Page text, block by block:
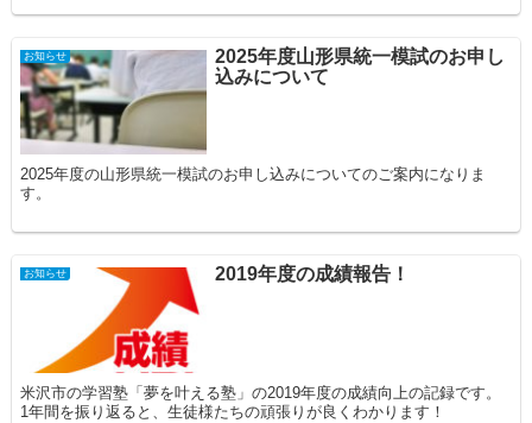
お知らせ
2025年度山形県統一模試のお申し
込みについて
2025年度の山形県統一模試のお申し込みについてのご案内になりま
す。
お知らせ 2019年度の成績報告！
米沢市の学習塾「夢を叶える塾」の2019年度の成績向上の記録です。
1年間を振り返ると、生徒様たちの頑張りが良くわかります！